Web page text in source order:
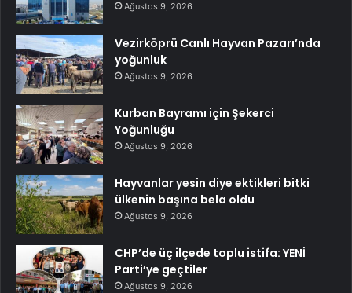
Ağustos 9, 2026
Vezirköprü Canlı Hayvan Pazarı’nda
yoğunluk
Ağustos 9, 2026
Kurban Bayramı için Şekerci
Yoğunluğu
Ağustos 9, 2026
Hayvanlar yesin diye ektikleri bitki
ülkenin başına bela oldu
Ağustos 9, 2026
CHP’de üç ilçede toplu istifa: YENİ
Parti’ye geçtiler
Ağustos 9, 2026